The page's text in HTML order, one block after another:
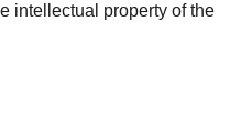
intellectual property of the